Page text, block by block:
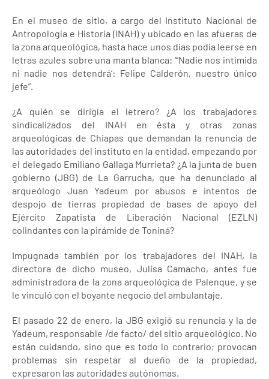
En el museo de sitio, a cargo del Instituto Nacional de
Antropología e Historia (INAH) y ubicado en las afueras de
la zona arqueológica, hasta hace unos días podía leerse en
letras azules sobre una manta blanca: “‘Nadie nos intimida
ni nadie nos detendrá’: Felipe Calderón, nuestro único
jefe”.
¿A quién se dirigía el letrero? ¿A los trabajadores
sindicalizados del INAH en ésta y otras zonas
arqueológicas de Chiapas que demandan la renuncia de
las autoridades del instituto en la entidad, empezando por
el delegado Emiliano Gallaga Murrieta? ¿A la junta de buen
gobierno (JBG) de La Garrucha, que ha denunciado al
arqueólogo Juan Yadeum por abusos e intentos de
despojo de tierras propiedad de bases de apoyo del
Ejército Zapatista de Liberación Nacional (EZLN)
colindantes con la pirámide de Toniná?
Impugnada también por los trabajadores del INAH, la
directora de dicho museo, Julisa Camacho, antes fue
administradora de la zona arqueológica de Palenque, y se
le vinculó con el boyante negocio del ambulantaje.
El pasado 22 de enero, la JBG exigió su renuncia y la de
Yadeum, responsable /de facto/ del sitio arqueológico. No
están cuidando, sino que es todo lo contrario; provocan
problemas sin respetar al dueño de la propiedad,
expresaron las autoridades autónomas.